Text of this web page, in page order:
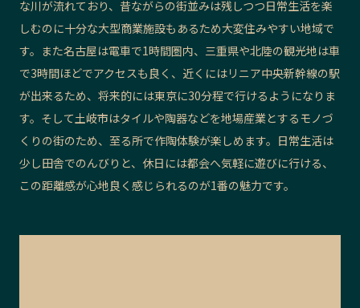
な川が流れており、昔ながらの街並みは残しつつ日常生活を楽
しむのに十分な大型商業施設もあるため大変住みやすい地域で
す。また名古屋は電車で1時間圏内、三重県や北陸の観光地は車
で3時間ほどでアクセスも良く、近くにはリニア中央新幹線の駅
が出来るため、将来的には東京に30分程で行けるようになりま
す。そして土岐市はタイルや陶器などを地場産業とするモノづ
くりの街のため、至る所で作陶体験が楽しめます。日常生活は
少し田舎でのんびりと、休日には都会へ気軽に遊びに行ける、
この距離感が心地良く感じられるのが1番の魅力です。